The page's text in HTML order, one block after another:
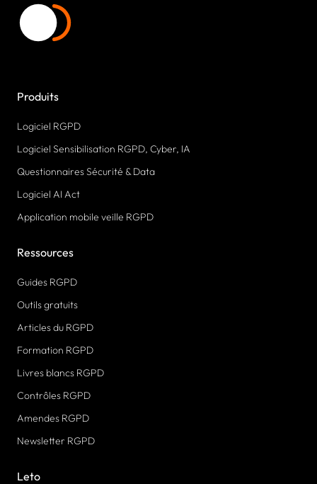
Produits
Logiciel RGPD
Logiciel Sensibilisation RGPD, Cyber, IA
Questionnaires Sécurité & Data
Logiciel AI Act
Application mobile veille RGPD
Ressources
Guides RGPD
Outils gratuits
Articles du RGPD
Formation RGPD
Livres blancs RGPD
Contrôles RGPD
Amendes RGPD
Newsletter RGPD
Leto